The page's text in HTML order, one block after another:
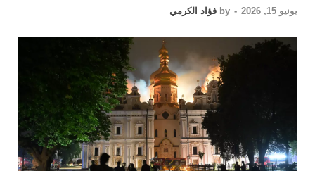
يونيو 15, 2026 -
by فؤاد الكرمي